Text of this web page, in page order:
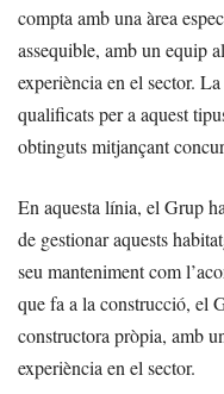
compta amb una àrea
assequible, amb un equip
experiència en el sector.
qualificats per a aquest
obtinguts mitjançant
En aquesta línia, el Grup
de gestionar aquests
seu manteniment com
que fa a la construcció, el
constructora pròpia, amb
experiència en el sector.